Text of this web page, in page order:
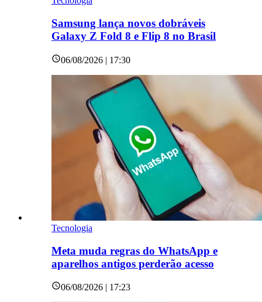
Samsung lança novos dobráveis
Galaxy Z Fold 8 e Flip 8 no Brasil
06/08/2026 | 17:30
Tecnologia
Meta muda regras do WhatsApp e
aparelhos antigos perderão acesso
06/08/2026 | 17:23